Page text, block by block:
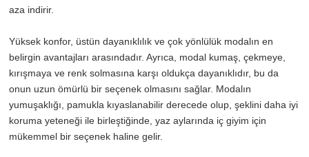
aza indirir.
Yüksek konfor, üstün dayanıklılık ve çok yönlülük modalın en
belirgin avantajları arasındadır. Ayrıca, modal kumaş, çekmeye,
kırışmaya ve renk solmasına karşı oldukça dayanıklıdır, bu da
onun uzun ömürlü bir seçenek olmasını sağlar. Modalın
yumuşaklığı, pamukla kıyaslanabilir derecede olup, şeklini daha iyi
koruma yeteneği ile birleştiğinde, yaz aylarında iç giyim için
mükemmel bir seçenek haline gelir.